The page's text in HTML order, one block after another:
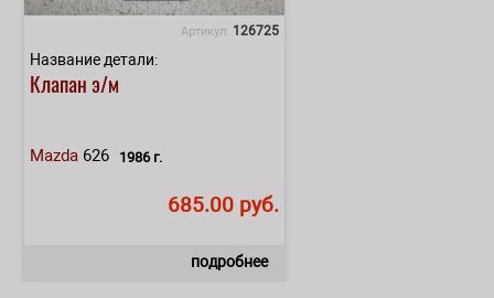
Артикул: 126725
Название детали:
Клапан э/м
Mazda 626 1986 г.
685.00 руб.
подробнее